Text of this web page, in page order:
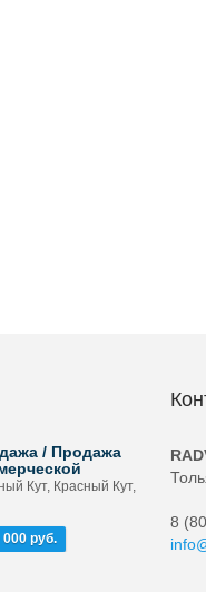
/ Продажа
Кут, Красный Кут,
000 руб.
8